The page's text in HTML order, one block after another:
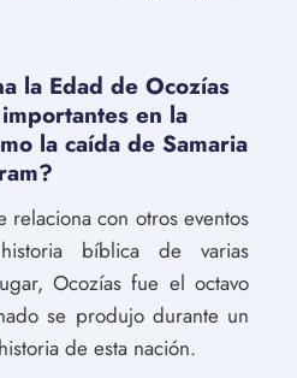
la Edad de Ocozías
en la
la caída de Samaria
relaciona con otros eventos
bíblica de varias
Ocozías fue el octavo
se produjo durante un
de esta nación.